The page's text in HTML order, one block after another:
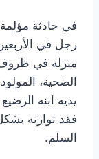
في حادثة
رجل في
منزله في
يديه ابنه
فقد توازنه
السلم.